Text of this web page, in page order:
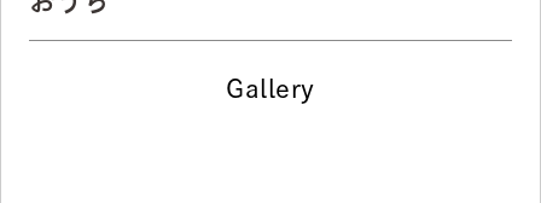
Gallery